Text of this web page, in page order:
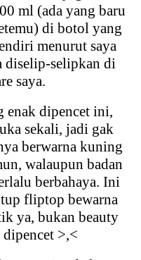
ml (ada yang baru
di botol yang
menurut saya
diselip-selipkan di
saya.
enak dipencet ini,
sekali, jadi gak
berwarna kuning
walaupun badan
berbahaya. Ini
fliptop bewarna
ya, bukan beauty
>,<